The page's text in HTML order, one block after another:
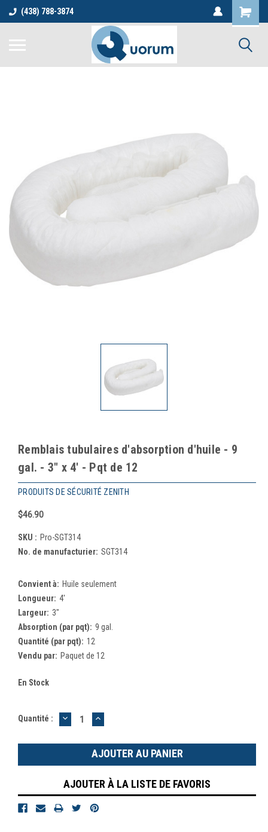
(438) 788-3874
Remblais tubulaires d'absorption d'huile - 9
gal. - 3" x 4' - Pqt de 12
PRODUITS DE SÉCURITÉ ZENITH
$46.90
SKU : Pro-SGT314
No. de manufacturier: SGT314
Convient à: Huile seulement
Longueur: 4'
Largeur: 3"
Absorption (par pqt): 9 gal.
Quantité (par pqt): 12
Vendu par: Paquet de 12
En Stock
Quantité : DIMINUER
LA
:
AUGMENTER
LA
:
AJOUTER À LA LISTE DE FAVORIS